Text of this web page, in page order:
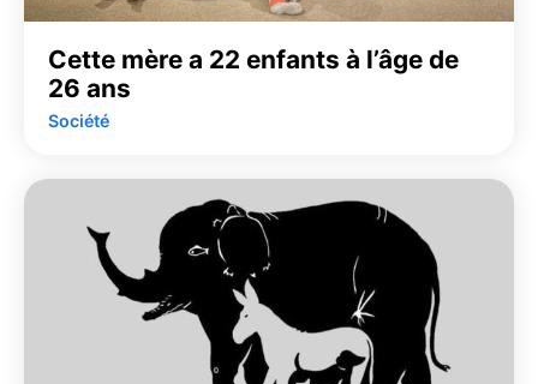
Cette mère a 22 enfants à l’âge de
26 ans
Société